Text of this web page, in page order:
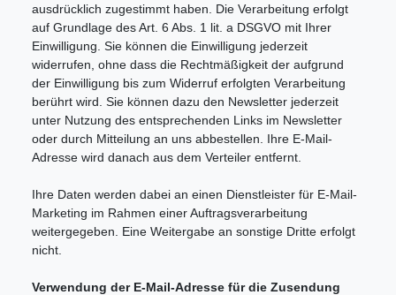
ausdrücklich zugestimmt haben. Die Verarbeitung erfolgt
auf Grundlage des Art. 6 Abs. 1 lit. a DSGVO mit Ihrer
Einwilligung. Sie können die Einwilligung jederzeit
widerrufen, ohne dass die Rechtmäßigkeit der aufgrund
der Einwilligung bis zum Widerruf erfolgten Verarbeitung
berührt wird. Sie können dazu den Newsletter jederzeit
unter Nutzung des entsprechenden Links im Newsletter
oder durch Mitteilung an uns abbestellen. Ihre E-Mail-
Adresse wird danach aus dem Verteiler entfernt.
Ihre Daten werden dabei an einen Dienstleister für E-Mail-
Marketing im Rahmen einer Auftragsverarbeitung
weitergegeben. Eine Weitergabe an sonstige Dritte erfolgt
nicht.
Verwendung der E-Mail-Adresse für die Zusendung